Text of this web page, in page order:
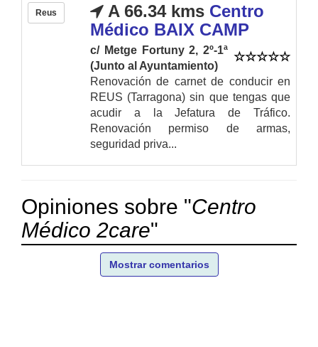
Reus A 66.34 kms Centro
Médico BAIX CAMP
c/ Metge Fortuny 2, 2º-1ª
(Junto al Ayuntamiento)
Renovación de carnet de conducir en
REUS (Tarragona) sin que tengas que
acudir a la Jefatura de Tráfico.
Renovación permiso de armas,
seguridad priva...
Opiniones sobre "Centro
Médico 2care"
Mostrar comentarios